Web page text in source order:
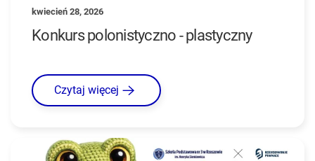
kwiecień 28, 2026
Konkurs polonistyczno - plastyczny
Czytaj więcej